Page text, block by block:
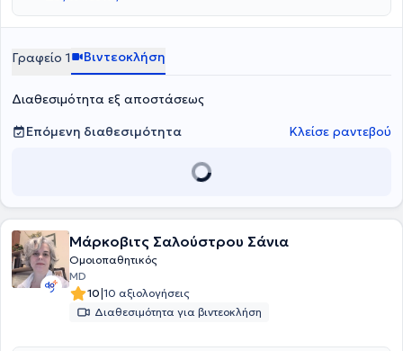
Γραφείο 1 Βιντεοκλήση
Διαθεσιμότητα εξ αποστάσεως
Επόμενη διαθεσιμότητα
Κλείσε ραντεβού
Μάρκοβιτς Σαλούστρου Σάνια
Ομοιοπαθητικός
MD
10|10 αξιολογήσεις
Διαθεσιμότητα για βιντεοκλήση